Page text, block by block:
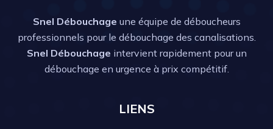
Snel Débouchage une équipe de déboucheurs
professionnels pour le débouchage des canalisations.
Snel Débouchage intervient rapidement pour un
débouchage en urgence à prix compétitif.
LIENS